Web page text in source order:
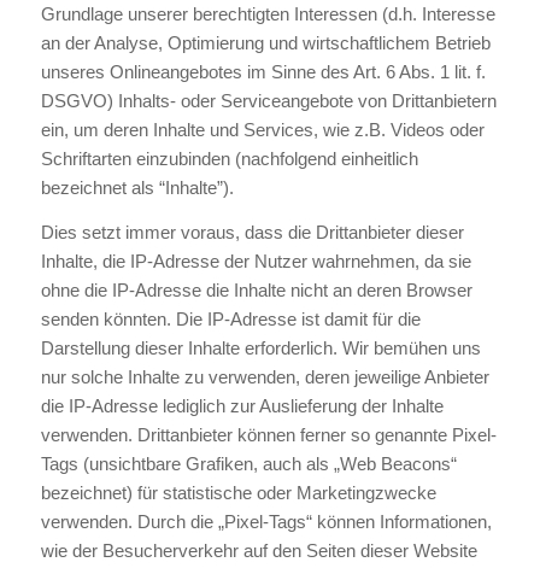
Grundlage unserer berechtigten Interessen (d.h. Interesse
an der Analyse, Optimierung und wirtschaftlichem Betrieb
unseres Onlineangebotes im Sinne des Art. 6 Abs. 1 lit. f.
DSGVO) Inhalts- oder Serviceangebote von Drittanbietern
ein, um deren Inhalte und Services, wie z.B. Videos oder
Schriftarten einzubinden (nachfolgend einheitlich
bezeichnet als “Inhalte”).
Dies setzt immer voraus, dass die Drittanbieter dieser
Inhalte, die IP-Adresse der Nutzer wahrnehmen, da sie
ohne die IP-Adresse die Inhalte nicht an deren Browser
senden könnten. Die IP-Adresse ist damit für die
Darstellung dieser Inhalte erforderlich. Wir bemühen uns
nur solche Inhalte zu verwenden, deren jeweilige Anbieter
die IP-Adresse lediglich zur Auslieferung der Inhalte
verwenden. Drittanbieter können ferner so genannte Pixel-
Tags (unsichtbare Grafiken, auch als „Web Beacons“
bezeichnet) für statistische oder Marketingzwecke
verwenden. Durch die „Pixel-Tags“ können Informationen,
wie der Besucherverkehr auf den Seiten dieser Website